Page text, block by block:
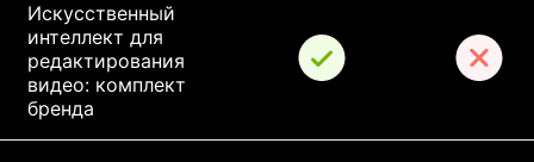
Искусственный
интеллект для
редактирования
видео: комплект
бренда